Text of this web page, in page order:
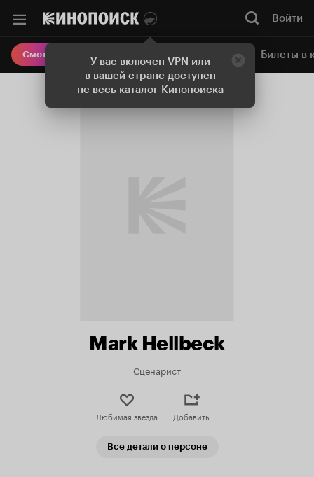
У вас включен VPN или
в вашей стране доступен
не весь каталог Кинопоиска
Войти
Смотреть кино Онлайн-кинотеатр Билеты в
Mark Hellbeck
Сценарист
Любимая звезда Добавить
Все детали о персоне